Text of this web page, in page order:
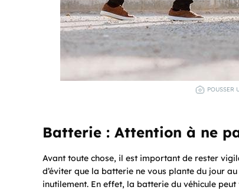
POUSSER
Batterie : Attention à ne
Avant toute chose, il est important de rester
d’éviter que la batterie ne vous plante du jour
inutilement. En effet, la batterie du véhicule